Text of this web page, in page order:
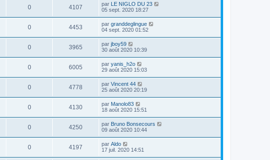
0 4107 par LE NIGLO DU 23
05 sept. 2020 18:27
0 4453 par granddeglingue
04 sept. 2020 01:52
0 3965 par jboy59
30 août 2020 10:39
0 6005 par yanis_h2o
29 août 2020 15:03
0 4778 par Vincent 44
25 août 2020 20:19
0 4130 par Manolo83
18 août 2020 15:51
0 4250 par Bruno Bonsecours
09 août 2020 10:44
0 4197 par Aldo
17 juil. 2020 14:51